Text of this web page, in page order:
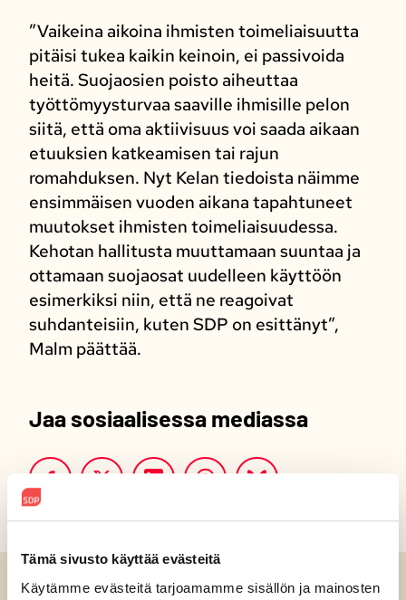
Tämä sivusto käyttää evästeitä
Käytämme evästeitä tarjoamamme sisällön ja mainosten
”Vaikeina aikoina ihmisten toimeliaisuutta
pitäisi tukea kaikin keinoin, ei passivoida
heitä. Suojaosien poisto aiheuttaa
työttömyysturvaa saaville ihmisille pelon
siitä, että oma aktiivisuus voi saada aikaan
etuuksien katkeamisen tai rajun
romahduksen. Nyt Kelan tiedoista näimme
ensimmäisen vuoden aikana tapahtuneet
muutokset ihmisten toimeliaisuudessa.
Kehotan hallitusta muuttamaan suuntaa ja
ottamaan suojaosat uudelleen käyttöön
esimerkiksi niin, että ne reagoivat
suhdanteisiin, kuten SDP on esittänyt”,
Malm päättää.
Jaa sosiaalisessa mediassa